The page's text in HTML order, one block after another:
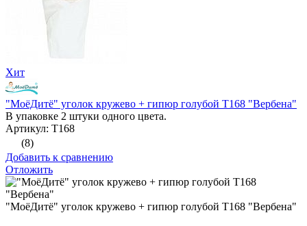
Хит
"МоёДитё" уголок кружево + гипюр голубой Т168 "Вербена"
В упаковке 2 штуки одного цвета.
Артикул: Т168
(8)
Добавить к сравнению
Отложить
"МоёДитё" уголок кружево + гипюр голубой Т168 "Вербена"